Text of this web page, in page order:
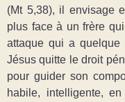
(Mt 5,38), il envisage
plus face à un frère
attaque qui a quelque
Jésus quitte le droit
pour guider son
habile, intelligente,